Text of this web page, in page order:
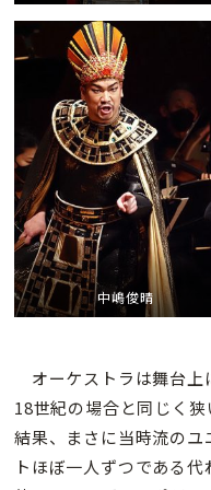
中嶋俊晴
オーケストラは舞台上
18世紀の場合と同じく
結果、まさに当時流の
トほぼ一人ずつである